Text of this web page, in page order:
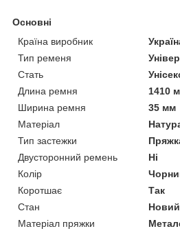
Основні
Країна виробник
Тип ременя
Стать
Длина ремня
1410
Ширина ремня
35 мм
Матеріал
Тип застежки
Двусторонний ремень
Ні
Колір
Коротшає
Так
Стан
Новий
Матеріал пряжки